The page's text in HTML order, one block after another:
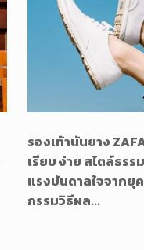
รองเท้านันยาง
เรียบ ง่าย สไตล์ธรร
แรงบันดาลใจจากยุ
กรรมวิธีผล...